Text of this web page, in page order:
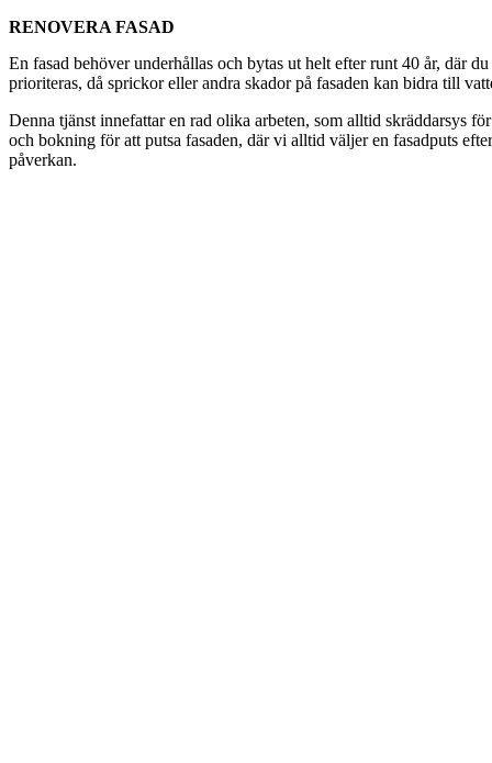
RENOVERA FASAD
En fasad behöver underhållas och bytas ut helt efter runt 40 år, där
prioriteras, då sprickor eller andra skador på fasaden kan bidra till
Denna tjänst innefattar en rad olika arbeten, som alltid skräddarsys
och bokning för att putsa fasaden, där vi alltid väljer en fasadputs
påverkan.